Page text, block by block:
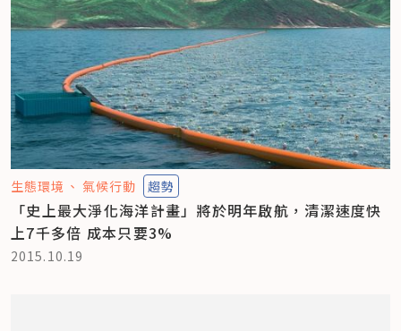
生態環境 氣候行動 趨勢
「史上最大淨化海洋計畫」將於明年啟航，清潔速度快
上7千多倍 成本只要3%
2015.10.19